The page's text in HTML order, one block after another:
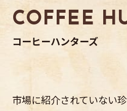
COFFEE
コーヒーハンターズ
市場に紹介されていない